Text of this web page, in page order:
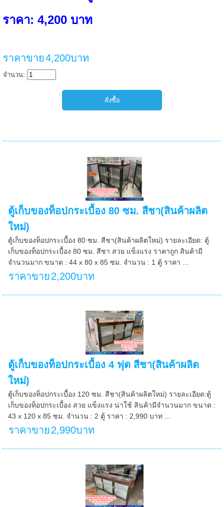
ราคา: 4,200 บาท
ราคาขาย4,200บาท
จำนวน:
ตู้เก็บของท็อปกระเบื้อง 80 ซม. สีชา(สินค้าผลิต
ใหม่)
ตู้เก็บของท็อปกระเบื้อง 80 ซม. สีชา(สินค้าผลิตใหม่) รายละเอียด: ตู้
เก็บของท็อปกระเบื้อง 80 ซม. สีชา สวย แข็งแรง ราคาถูก สินค้ามี
จำนวนมาก ขนาด : 44 x 80 x 85 ซม. จำนวน : 1 ตู้ ราคา ...
ราคาขาย 2,200บาท
ตู้เก็บของท็อปกระเบื้อง 4 ฟุต สีชา(สินค้าผลิต
ใหม่)
ตู้เก็บของท็อปกระเบื้อง 120 ซม. สีชา(สินค้าผลิตใหม่) รายละเอียด:ตู้
เก็บของท็อปกระเบื้อง สวย แข็งแรง น่าใช้ สินค้ามีจำนวนมาก ขนาด :
43 x 120 x 85 ซม. จำนวน : 2 ตู้ ราคา : 2,990 บาท ...
ราคาขาย 2,990บาท